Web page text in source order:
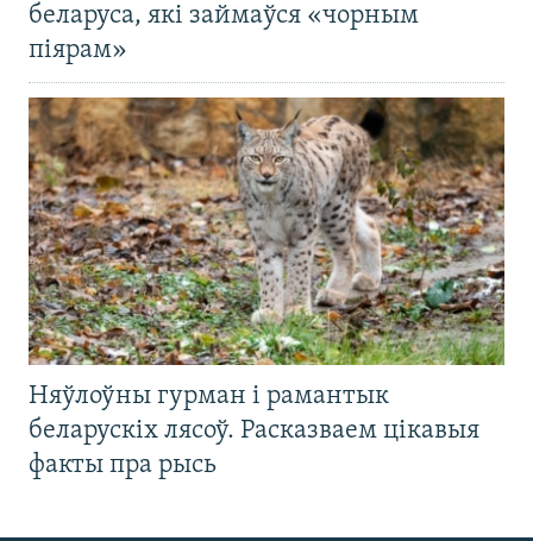
беларуса, які займаўся «чорным
піярам»
Няўлоўны гурман і рамантык
беларускіх лясоў. Расказваем цікавыя
факты пра рысь